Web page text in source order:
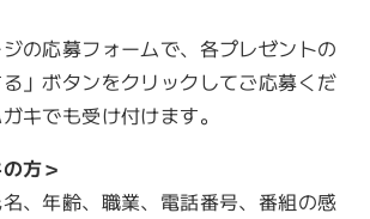
の応募フォームで、各プレゼントの
る」ボタンをクリックしてご応募くだ
キでも受け付けます。
方＞
、年齢、職業、電話番号、番組の感